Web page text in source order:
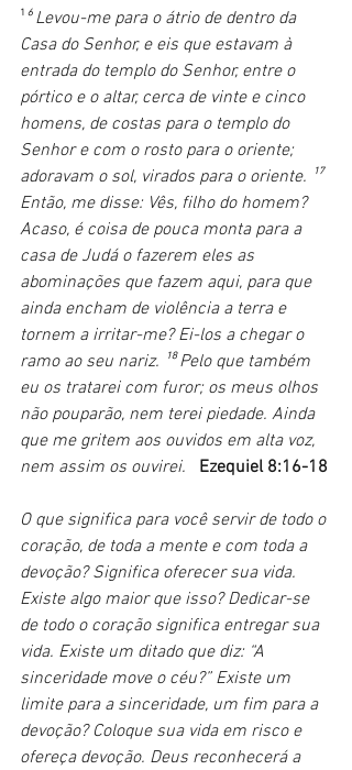
¹⁶ Levou-me para o átrio de dentro da
Casa do Senhor, e eis que estavam à
entrada do templo do Senhor, entre o
pórtico e o altar, cerca de vinte e cinco
homens, de costas para o templo do
Senhor e com o rosto para o oriente;
adoravam o sol, virados para o oriente. ¹⁷
Então, me disse: Vês, filho do homem?
Acaso, é coisa de pouca monta para a
casa de Judá o fazerem eles as
abominações que fazem aqui, para que
ainda encham de violência a terra e
tornem a irritar-me? Ei-los a chegar o
ramo ao seu nariz. ¹⁸ Pelo que também
eu os tratarei com furor; os meus olhos
não pouparão, nem terei piedade. Ainda
que me gritem aos ouvidos em alta voz,
nem assim os ouvirei.
Ezequiel 8:16-18
O que significa para você servir de todo o
coração, de toda a mente e com toda a
devoção? Significa oferecer sua vida.
Existe algo maior que isso? Dedicar-se
de todo o coração significa entregar sua
vida. Existe um ditado que diz: “A
sinceridade move o céu?” Existe um
limite para a sinceridade, um fim para a
devoção? Coloque sua vida em risco e
ofereça devoção. Deus reconhecerá a